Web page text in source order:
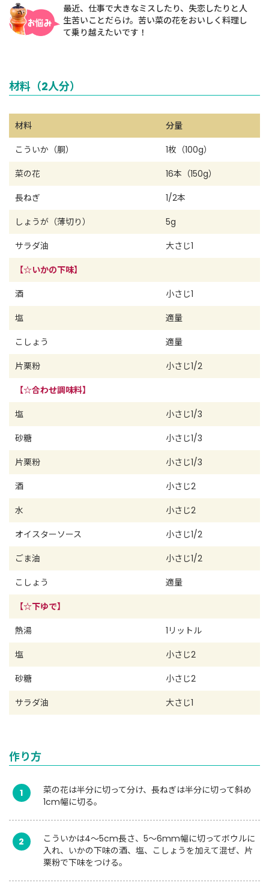
最近、仕事で大きなミスしたり、失恋したりと人
生苦いことだらけ。苦い菜の花をおいしく料理し
て乗り越えたいです！
材料（2人分）
材料
分量
こういか（胴）
1枚（100g）
菜の花
16本（150g）
長ねぎ
1/2本
しょうが（薄切り）
5g
サラダ油
大さじ1
【☆いかの下味】
酒
小さじ1
塩
適量
こしょう
適量
片栗粉
小さじ1/2
【☆合わせ調味料】
塩
小さじ1/3
砂糖
小さじ1/3
片栗粉
小さじ1/3
酒
小さじ2
水
小さじ2
オイスターソース
小さじ1/2
ごま油
小さじ1/2
こしょう
適量
【☆下ゆで】
熱湯
1リットル
塩
小さじ2
砂糖
小さじ2
サラダ油
大さじ1
作り方
1
菜の花は半分に切って分け、長ねぎは半分に切って斜め
1cm幅に切る。
2
こういかは4～5cm長さ、5～6mm幅に切ってボウルに
入れ、いかの下味の酒、塩、こしょうを加えて混ぜ、片
栗粉で下味をつける。